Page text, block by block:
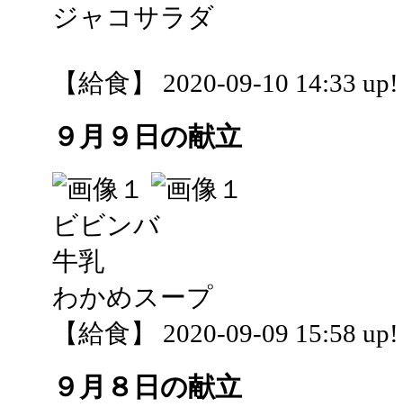
ジャコサラダ
【給食】 2020-09-10 14:33 up!
９月９日の献立
ビビンバ
牛乳
わかめスープ
【給食】 2020-09-09 15:58 up!
９月８日の献立